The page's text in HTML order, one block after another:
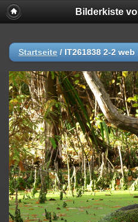
Bilderkiste
Startseite / IT261838 2-2 web